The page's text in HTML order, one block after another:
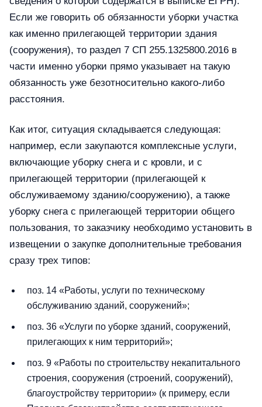
Если же говорить об обязанности уборки участка
как именно прилегающей территории здания
(сооружения), то раздел 7 СП 255.1325800.2016 в
части именно уборки прямо указывает на такую
обязанность уже безотносительно какого-либо
расстояния.
Как итог, ситуация складывается следующая:
например, если закупаются комплексные услуги,
включающие уборку снега и с кровли, и с
прилегающей территории (прилегающей к
обслуживаемому зданию/сооружению), а также
уборку снега с прилегающей территории общего
пользования, то заказчику необходимо установить в
извещении о закупке дополнительные требования
сразу трех типов:
поз. 14 «Работы, услуги по техническому
обслуживанию зданий, сооружений»;
поз. 36 «Услуги по уборке зданий, сооружений,
прилегающих к ним территорий»;
поз. 9 «Работы по строительству некапитального
строения, сооружения (строений, сооружений),
благоустройству территории» (к примеру, если